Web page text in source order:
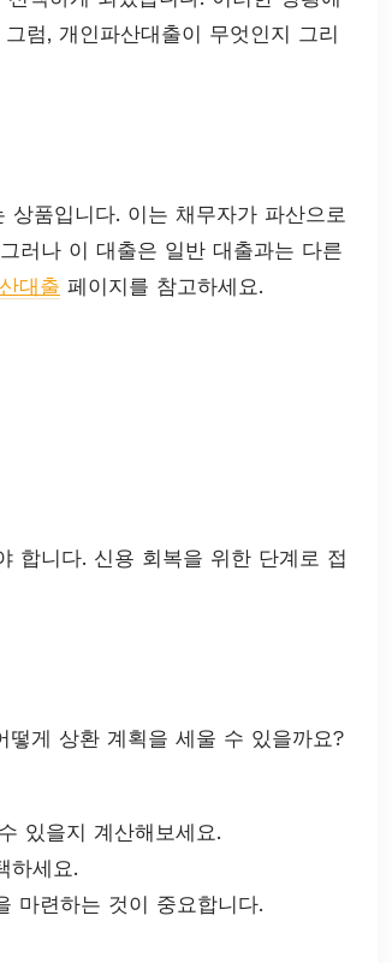
럼, 개인파산대출이 무엇인지 그리
품입니다. 이는 채무자가 파산으로
러나 이 대출은 일반 대출과는 다른
대출 페이지를 참고하세요.
합니다. 신용 회복을 위한 단계로 접
떻게 상환 계획을 세울 수 있을까요?
있을지 계산해보세요.
하세요.
마련하는 것이 중요합니다.